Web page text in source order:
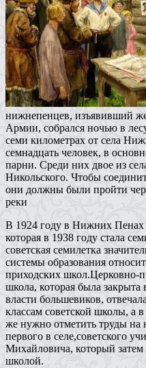
нижнепенцев, изъявивший
Армии, собрался ночью в
семи километрах от села
семнадцать человек, в
парни. Среди них двое из
Никольского. Чтобы
они должны были пройти
реки
В 1924 году в Нижних Пенах
которая в 1938 году стала
советская семилетка
системы образования
приходских школ.Церковно-
школа, которая была
власти большевиков,
классам советской школы, а
же нужно отметить труды на
первого в селе,советского
Михайловича, который
школой.